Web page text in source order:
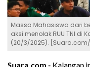
Massa Mahasiswa dari
aksi menolak RUU TNI di
(20/3/2025).
Suara.com - Kalangan